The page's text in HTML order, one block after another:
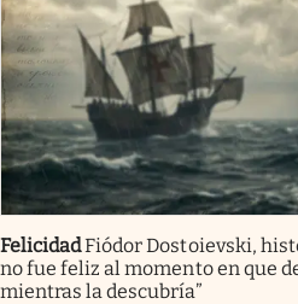
FelicidadFiódor Dostoievski,
no fue feliz al momento en que
mientras la descubría”